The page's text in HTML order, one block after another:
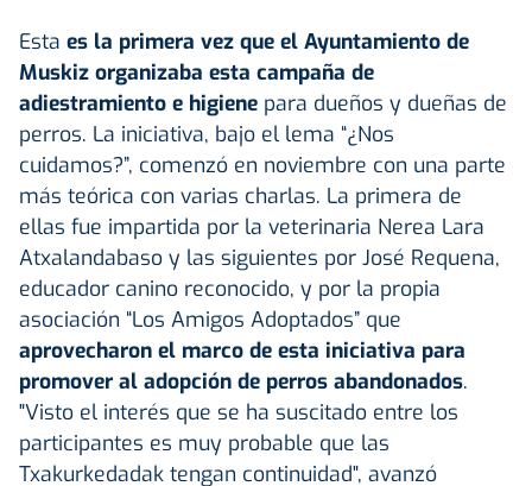
Esta es la primera vez que el Ayuntamiento de
Muskiz organizaba esta campaña de
adiestramiento e higiene para dueños y dueñas de
perros. La iniciativa, bajo el lema “¿Nos
cuidamos?”, comenzó en noviembre con una parte
más teórica con varias charlas. La primera de
ellas fue impartida por la veterinaria Nerea Lara
Atxalandabaso y las siguientes por José Requena,
educador canino reconocido, y por la propia
asociación “Los Amigos Adoptados” que
aprovecharon el marco de esta iniciativa para
promover al adopción de perros abandonados.
"Visto el interés que se ha suscitado entre los
participantes es muy probable que las
Txakurkedadak tengan continuidad", avanzó